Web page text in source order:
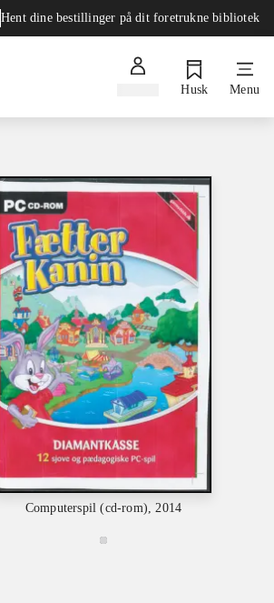
Hent dine bestillinger på dit foretrukne bibliotek
Husk Menu
Computerspil (cd-rom), 2014